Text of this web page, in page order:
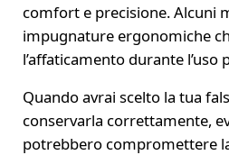
comfort e precisione. Alcuni
impugnature ergonomiche
l’affaticamento durante l’uso
Quando avrai scelto la tua
conservarla correttamente,
potrebbero compromettere